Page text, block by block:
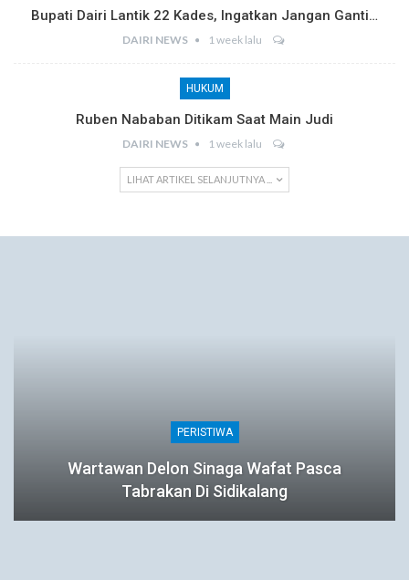
Bupati Dairi Lantik 22 Kades, Ingatkan Jangan Ganti…
DAIRI NEWS 1 week lalu
HUKUM
Ruben Nababan Ditikam Saat Main Judi
DAIRI NEWS 1 week lalu
LIHAT ARTIKEL SELANJUTNYA ...
PERISTIWA
Wartawan Delon Sinaga Wafat Pasca
Tabrakan Di Sidikalang